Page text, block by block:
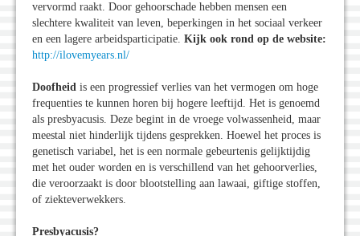
vervormd raakt. Door gehoorschade hebben mensen een
slechtere kwaliteit van leven, beperkingen in het sociaal verkeer
en een lagere arbeidsparticipatie. Kijk ook rond op de website:
http://ilovemyears.nl/
Doofheid is een progressief verlies van het vermogen om hoge
frequenties te kunnen horen bij hogere leeftijd. Het is genoemd
als presbyacusis. Deze begint in de vroege volwassenheid, maar
meestal niet hinderlijk tijdens gesprekken. Hoewel het proces is
genetisch variabel, het is een normale gebeurtenis gelijktijdig
met het ouder worden en is verschillend van het gehoorverlies,
die veroorzaakt is door blootstelling aan lawaai, giftige stoffen,
of ziekteverwekkers.
Presbyacusis?